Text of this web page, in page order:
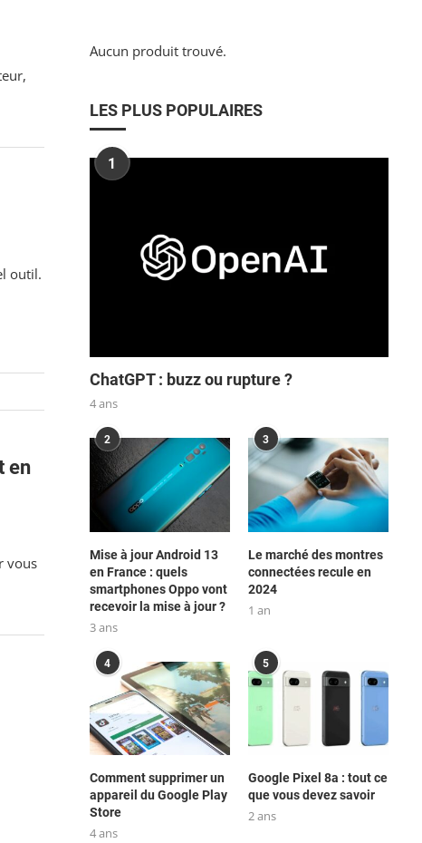
outil.
en
vous
Aucun produit trouvé.
LES PLUS POPULAIRES
1
ChatGPT : buzz ou rupture ?
4 ans
2
Mise à jour Android 13
en France : quels
smartphones Oppo vont
recevoir la mise à jour ?
3 ans
3
Le marché des montres
connectées recule en
2024
1 an
4
Comment supprimer un
appareil du Google Play
Store
4 ans
5
Google Pixel 8a : tout ce
que vous devez savoir
2 ans